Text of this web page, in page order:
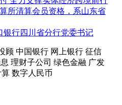
所清算会员资格，系山东省
银行四川省分行党委书记
顾 中国银行 网上银行 征信
理财子公司 绿色金融 广发
算 数字人民币